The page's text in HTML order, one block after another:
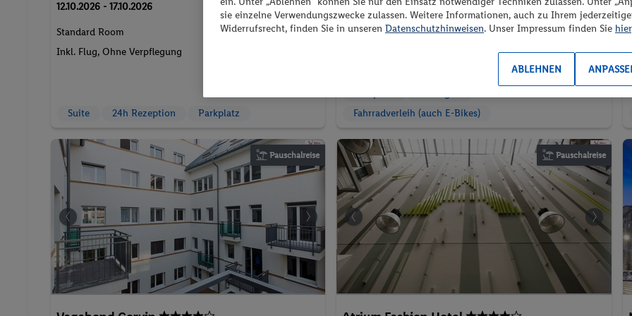
12.10.2026 - 17.10.2026
Standard Room
Inkl. Flug, Ohne Verpflegung
398.14CHF
Suite 24h Rezeption Parkplatz
Doppelzimmer
2 Pers. / 5 Nächte
/ 762.63 CHF
816 € Gesamt
Fahrradverleih (auch E-Bikes)
Pauschalreise Pauschalreise
sie einzelne Verwendungszwecke zulassen. Weitere Informationen, auch zu Ihrem
Widerrufsrecht, finden Sie in unseren Datenschutzhinweisen. Unser Impressum finden Sie hier
ABLEHNEN